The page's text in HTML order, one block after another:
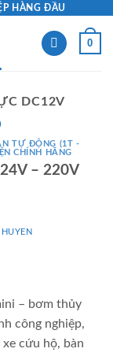
HÀNG ĐẦU
0
DC12V
TỰ ĐỘNG (1T -
CHÍNH HÃNG
– 220V
HUYEN
– bơm thủy
công nghiệp,
cứu hộ, bàn